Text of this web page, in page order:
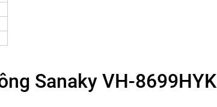
Sanaky VH-8699HYK